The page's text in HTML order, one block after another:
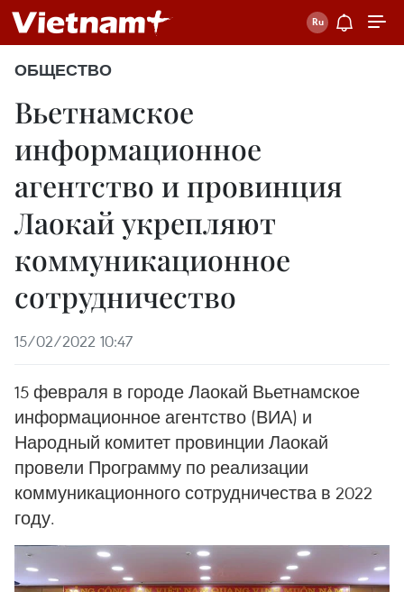
ОБЩЕСТВО
Вьетнамское
информационное
агентство и провинция
Лаокай укрепляют
коммуникационное
сотрудничество
15/02/2022 10:47
15 февраля в городе Лаокай Вьетнамское
информационное агентство (ВИА) и
Народный комитет провинции Лаокай
провели Программу по реализации
коммуникационного сотрудничества в 2022
году.